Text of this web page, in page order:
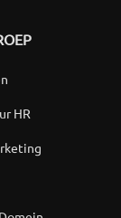
HR